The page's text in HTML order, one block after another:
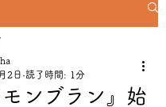
モンブラン』始
2日 読了時間: 1分